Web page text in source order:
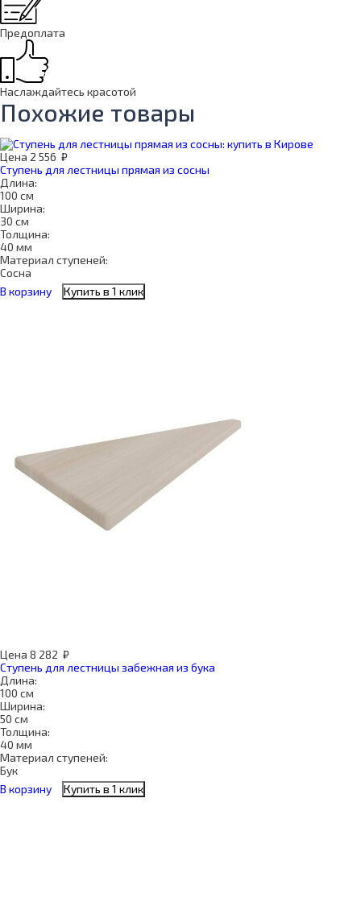
Предоплата
Наслаждайтесь красотой
Похожие товары
Цена 2 556 ₽
Ступень для лестницы прямая из сосны
Длина:
100 см
Ширина:
30 см
Толщина:
40 мм
Материал ступеней:
Сосна
В корзину
Купить в 1 клик
Цена 8 282 ₽
Ступень для лестницы забежная из бука
Длина:
100 см
Ширина:
50 см
Толщина:
40 мм
Материал ступеней:
Бук
В корзину
Купить в 1 клик